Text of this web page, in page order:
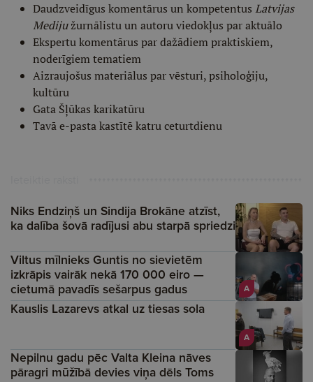
Daudzveidīgus komentārus un kompetentus Latvijas
Medijužurnālistu un autoru viedokļus par aktuālo
Ekspertu komentārus par dažādiem praktiskiem,
noderīgiem tematiem
Aizraujošus materiālus par vēsturi, psiholoģiju,
kultūru
Gata Šļūkas karikatūru
Tavā e-pasta kastītē katru ceturtdienu
Niks Endziņš un Sindija Brokāne atzīst,
ka dalība šovā radījusi abu starpā spriedzi
A
Viltus mīlnieks Guntis no sievietēm
izkrāpis vairāk nekā 170 000 eiro —
cietumā pavadīs sešarpus gadus
A
Kauslis Lazarevs atkal uz tiesas sola
Nepilnu gadu pēc Valta Kleina nāves
pāragri mūžībā devies viņa dēls Toms